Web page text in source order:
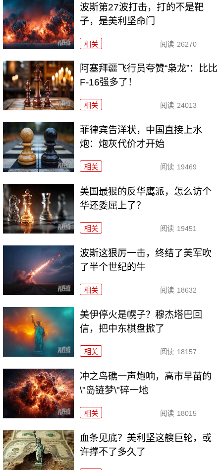
波斯第27波打击，打的不是靶
子，是美利坚命门
相关 阅读 26270
阿塞拜疆飞行员夸赞“枭龙”：比比
F-16强多了！
相关 阅读 24013
菲律宾告洋状，中国直接上水
炮：炮灰代价才开始
相关 阅读 19469
美国最狠的反华鹰派，怎么访个
华还委屈上了？
相关 阅读 19451
波斯这狠厉一击，终结了美军吹
了半个世纪的牛
相关 阅读 18632
美伊停火是幌子？穆杰塔巴回
信，把中东棋盘掀了
相关 阅读 18157
冲之鸟礁一声炮响，高市早苗的
\"岛链梦\"碎一地
相关 阅读 18015
血条见底？美利坚这艘巨轮，或
许撑不了多久了